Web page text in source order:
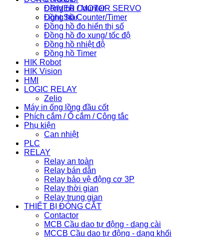
DRIVER / MOTOR SERVO
Light Star
Đồng hồ Counter
Đồng hồ Counter/Timer
Đồng hồ đo hiển thị số
Đồng hồ đo xung/ tốc độ
Đồng hồ nhiệt độ
Đồng hồ Timer
HIK Robot
HIK Vision
HMI
LOGIC RELAY
Zelio
Máy in ống lồng đầu cốt
Phích cắm / Ổ cắm / Công tắc
Phụ kiện
Can nhiệt
PLC
RELAY
Relay an toàn
Relay bán dẫn
Relay bảo vệ động cơ 3P
Relay thời gian
Relay trung gian
THIẾT BỊ ĐÓNG CẮT
Contactor
MCB Cầu dao tự động - dạng cài
MCCB Cầu dao tự động - dạng khối